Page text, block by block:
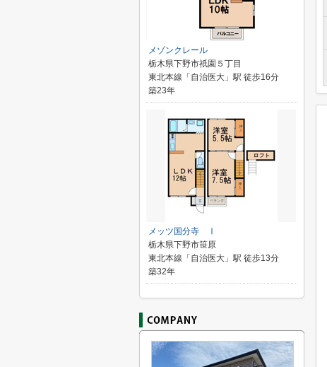
メゾンクレール
栃木県下野市祇園５丁目
東北本線「自治医大」駅 徒歩16分
築23年
メッツ国分寺 Ⅰ
栃木県下野市笹原
東北本線「自治医大」駅 徒歩13分
築32年